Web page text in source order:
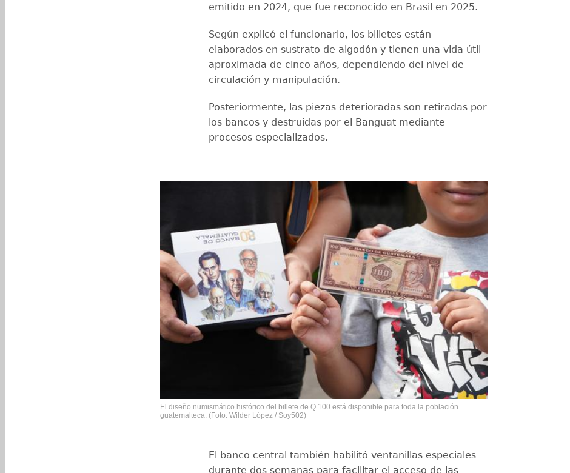
emitido en 2024, que fue reconocido en Brasil en 2025.
Según explicó el funcionario, los billetes están
elaborados en sustrato de algodón y tienen una vida útil
aproximada de cinco años, dependiendo del nivel de
circulación y manipulación.
Posteriormente, las piezas deterioradas son retiradas por
los bancos y destruidas por el Banguat mediante
procesos especializados.
El diseño numismático histórico del billete de Q 100 está disponible para toda la población
guatemalteca. (Foto: Wilder López / Soy502)
El banco central también habilitó ventanillas especiales
durante dos semanas para facilitar el acceso de las